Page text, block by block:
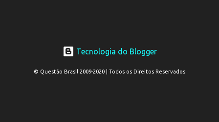
Tecnologia do Blogger
© Questão Brasil 2009-2020 | Todos os Direitos Reservados